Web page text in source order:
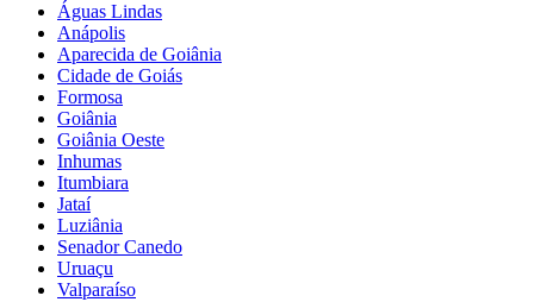
Águas Lindas
Anápolis
Aparecida de Goiânia
Cidade de Goiás
Formosa
Goiânia
Goiânia Oeste
Inhumas
Itumbiara
Jataí
Luziânia
Senador Canedo
Uruaçu
Valparaíso